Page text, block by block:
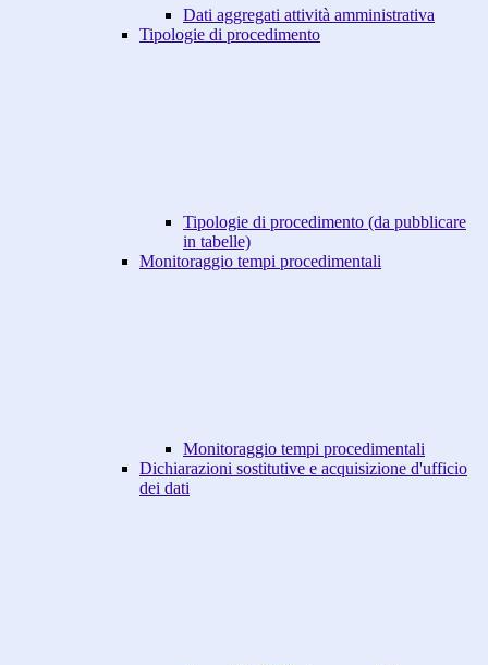
Dati aggregati attività amministrativa
Tipologie di procedimento
Tipologie di procedimento (da pubblicare
in tabelle)
Monitoraggio tempi procedimentali
Monitoraggio tempi procedimentali
Dichiarazioni sostitutive e acquisizione d'ufficio
dei dati